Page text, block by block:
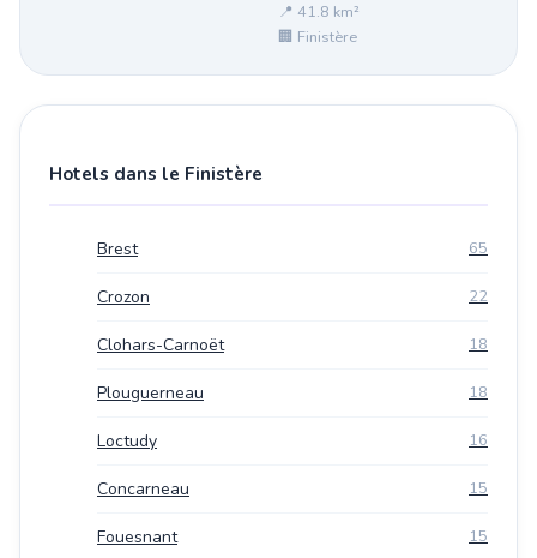
📍 41.8 km²
🏢 Finistère
Hotels dans le Finistère
Brest 65
Crozon 22
Clohars-Carnoët 18
Plouguerneau 18
Loctudy 16
Concarneau 15
Fouesnant 15